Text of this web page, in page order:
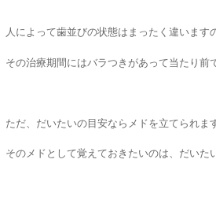
人によって歯並びの状態はまったく違います
その治療期間にはバラつきがあって当たり前
ただ、だいたいの目安ならメドを立てられま
そのメドとして覚えておきたいのは、だいた